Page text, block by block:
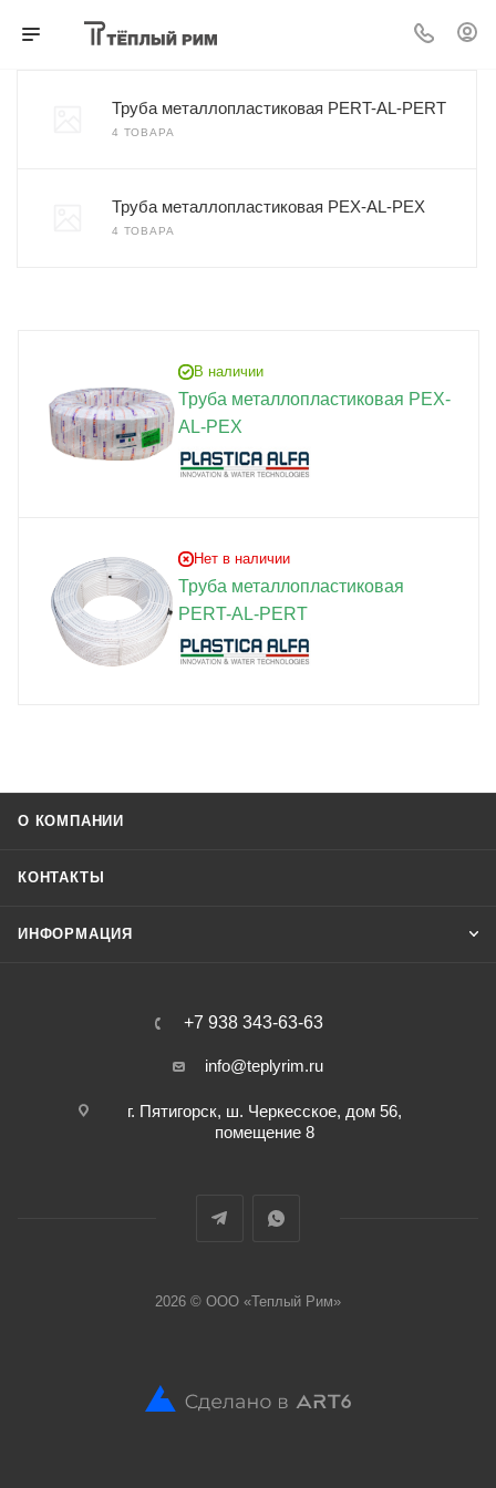
Труба металлопластиковая PERT-AL-PERT
4 ТОВАРА
Труба металлопластиковая PEX-AL-PEX
4 ТОВАРА
В наличии
Труба металлопластиковая PEX-
AL-PEX
Нет в наличии
Труба металлопластиковая
PERT-AL-PERT
О КОМПАНИИ
КОНТАКТЫ
ИНФОРМАЦИЯ
+7 938 343-63-63
info@teplyrim.ru
г. Пятигорск, ш. Черкесское, дом 56,
помещение 8
2026 © ООО «Теплый Рим»